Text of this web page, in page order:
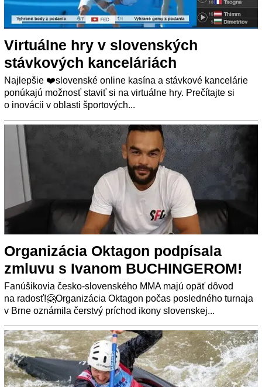
Virtuálne hry v slovenských
stávkových kanceláriách
Najlepšie ❤️slovenské online kasína a stávkové kancelárie
ponúkajú možnosť staviť si na virtuálne hry. Prečítajte si
o inovácii v oblasti športových...
Organizácia Oktagon podpísala
zmluvu s Ivanom BUCHINGEROM!
Fanúšikovia česko-slovenského MMA majú opäť dôvod
na radosť!🤗Organizácia Oktagon počas posledného turnaja
v Brne oznámila čerstvý príchod ikony slovenskej...